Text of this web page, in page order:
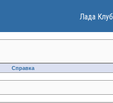
Лада Клуб
Справка